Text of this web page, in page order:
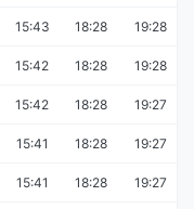
15:43 18:28 19:28
15:42 18:28 19:28
15:42 18:28 19:27
15:41 18:28 19:27
15:41 18:28 19:27